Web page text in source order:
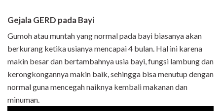
Gejala GERD pada Bayi
Gumoh atau muntah yang normal pada bayi biasanya akan
berkurang ketika usianya mencapai 4 bulan. Hal ini karena
makin besar dan bertambahnya usia bayi, fungsi lambung dan
kerongkongannya makin baik, sehingga bisa menutup dengan
normal guna mencegah naiknya kembali makanan dan
minuman.